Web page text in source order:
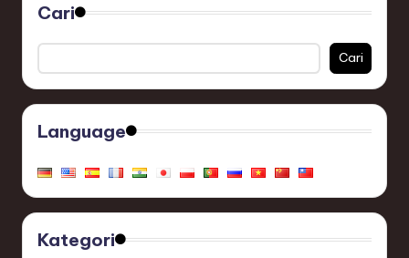
Cari
Cari
Language
Kategori